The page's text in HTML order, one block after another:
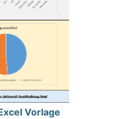
Vorlage